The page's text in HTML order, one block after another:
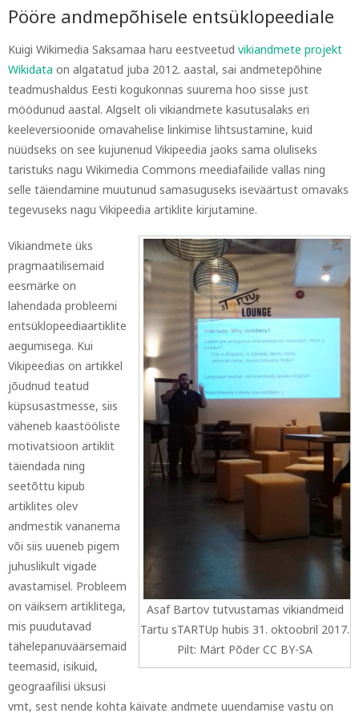
Pööre andmepõhisele entsüklopeediale
Kuigi Wikimedia Saksamaa haru eestveetud vikiandmete projekt
Wikidata on algatatud juba 2012. aastal, sai andmetepõhine
teadmushaldus Eesti kogukonnas suurema hoo sisse just
möödunud aastal. Algselt oli vikiandmete kasutusalaks eri
keeleversioonide omavahelise linkimise lihtsustamine, kuid
nüüdseks on see kujunenud Vikipeedia jaoks sama oluliseks
taristuks nagu Wikimedia Commons meediafailide vallas ning
selle täiendamine muutunud samasuguseks iseväärtust omavaks
tegevuseks nagu Vikipeedia artiklite kirjutamine.
Asaf Bartov tutvustamas vikiandmeid
Tartu sTARTUp hubis 31. oktoobril 2017.
Pilt: Märt Põder CC BY-SA
Vikiandmete üks
pragmaatilisemaid
eesmärke on
lahendada probleemi
entsüklopeediaartiklite
aegumisega. Kui
Vikipeedias on artikkel
jõudnud teatud
küpsusastmesse, siis
väheneb kaastööliste
motivatsioon artiklit
täiendada ning
seetõttu kipub
artiklites olev
andmestik vananema
või siis uueneb pigem
juhuslikult vigade
avastamisel. Probleem
on väiksem artiklitega,
mis puudutavad
tähelepanuväärsemaid
teemasid, isikuid,
geograafilisi üksusi
vmt, sest nende kohta käivate andmete uuendamise vastu on